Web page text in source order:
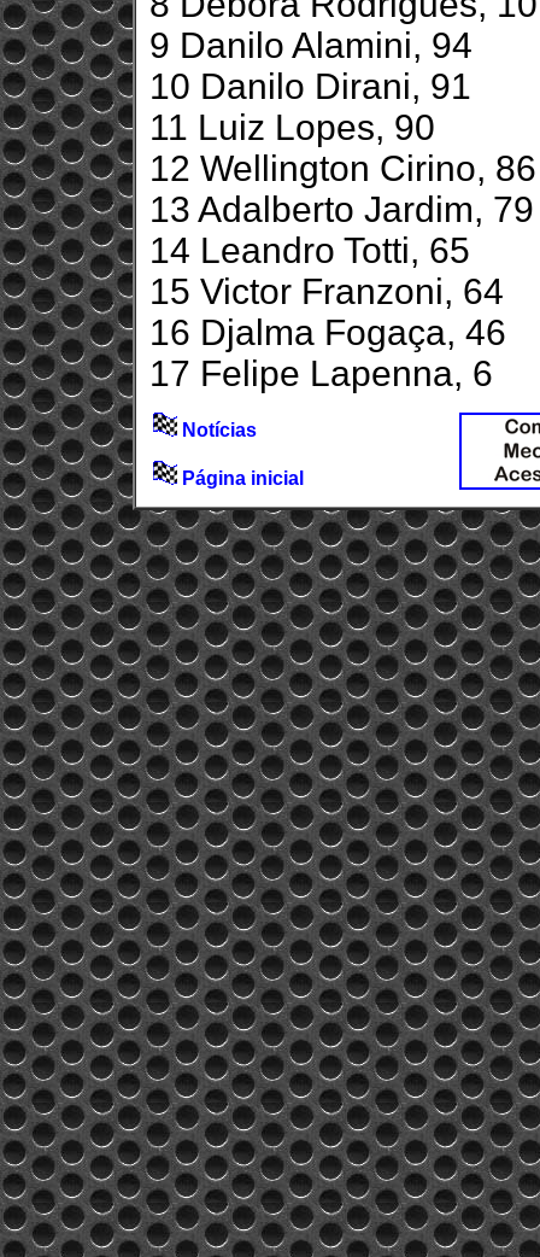
9 Danilo Alamini, 94
10 Danilo Dirani, 91
11 Luiz Lopes, 90
12 Wellington Cirino, 86
13 Adalberto Jardim, 79
14 Leandro Totti, 65
15 Victor Franzoni, 64
16 Djalma Fogaça, 46
17 Felipe Lapenna, 6
Notícias
Página inicial